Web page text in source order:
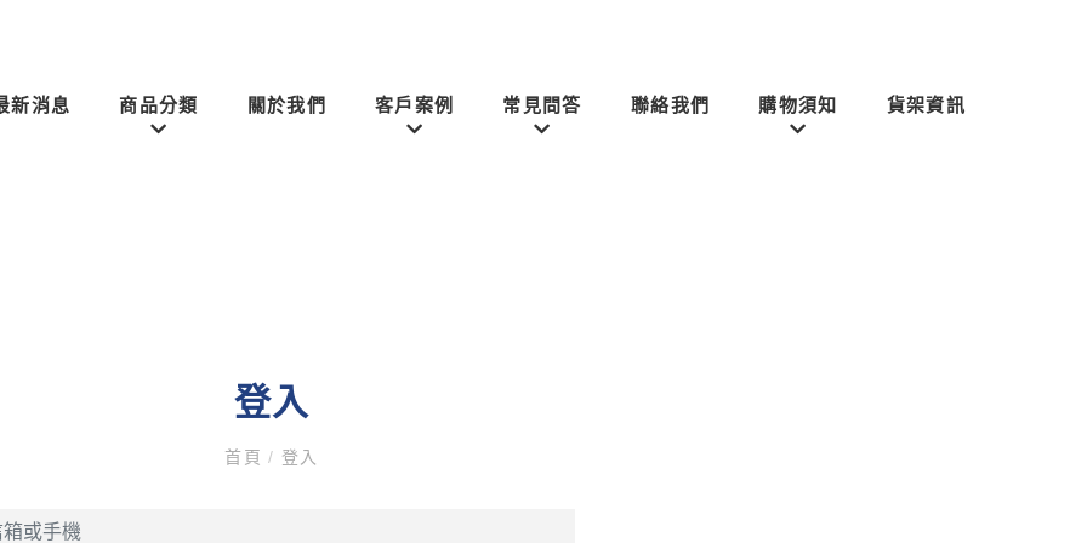
新消息 商品分類 關於我們 客戶案例 常見問答 聯絡我們 購物須知 貨架資訊
登入
首頁/ 登入